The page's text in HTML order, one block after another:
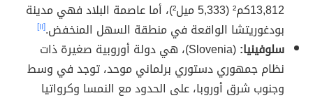
13,812كم² (5,333 ميل²)، أما عاصمة البلاد فهي مدينة
بودغوريتشا الواقعة في منطقة السهل المنخفض.[١١]
سلوفينيا:
(Slovenia)، هي دولة أوروبية صغيرة ذات
نظام جمهوري دستوري برلماني موحد، توجد في وسط
وجنوب شرق أوروبا، على الحدود مع النمسا وكرواتيا